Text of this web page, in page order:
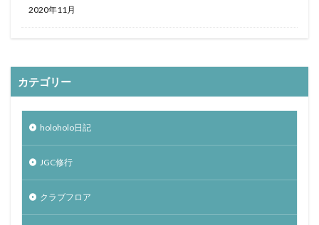
2020年11月
カテゴリー
holoholo日記
JGC修行
クラブフロア